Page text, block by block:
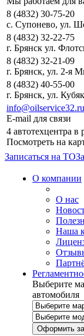
8 (4832) 30-75-20
с. Супонево, ул.
8 (4832) 32-22-75
г. Брянск ул.
8 (4832) 32-21-09
г. Брянск, ул. 2-я
8 (4832) 40-55-00
г. Брянск, ул.
info@oilservice32.ru
E-mail для связи
4 автотехцентра в
Посмотреть на
Записаться на ТО
О компании
О нас
Наша
Выберите
автомобиля